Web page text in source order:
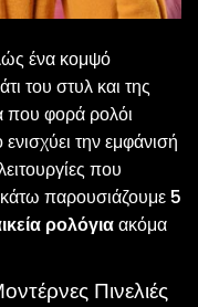
ένα κομψό
του στυλ και της
που φορά ρολόι
την εμφάνισή
που
παρουσιάζουμε 5
ρολόγιαακόμα
Πινελιές